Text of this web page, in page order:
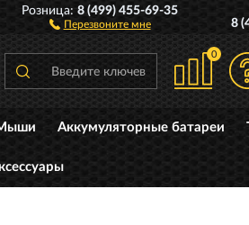
ДОСТАВИМ ПО
Розница:8 (499) 455-69-35
Перезвоните мне
8
0
Аккумуляторные батареи